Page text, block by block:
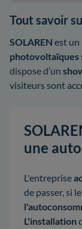
Tout savoir
SOLAREN est un
photovoltaïques
dispose d’un
visiteurs sont
une
L'entreprise
de passer, si
L'installation